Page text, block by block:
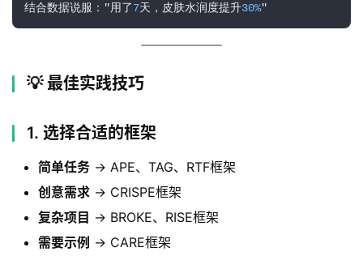
结合数据说服："用了7天，皮肤水润度提升30%"
💡 最佳实践技巧
1. 选择合适的框架
简单任务 → APE、TAG、RTF框架
创意需求 → CRISPE框架
复杂项目 → BROKE、RISE框架
需要示例 → CARE框架